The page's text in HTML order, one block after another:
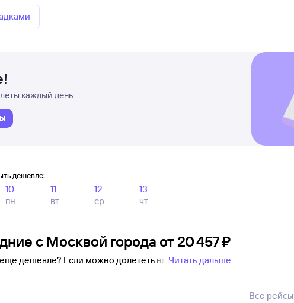
каждый день
дешевле:
10
пн
11
вт
12
ср
13
чт
с Москвой города от 20 ⁠457 ⁠₽
дешевле? Если можно долететь на Читать дальше
Все рейсы